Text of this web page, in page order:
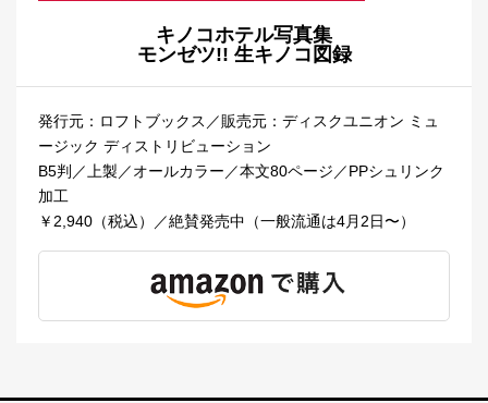
キノコホテル写真集
モンゼツ!! 生キノコ図録
発行元：ロフトブックス／販売元：ディスクユニオン ミュ
ージック ディストリビューション
B5判／上製／オールカラー／本文80ページ／PPシュリンク
加工
￥2,940（税込）／絶賛発売中（一般流通は4月2日〜）